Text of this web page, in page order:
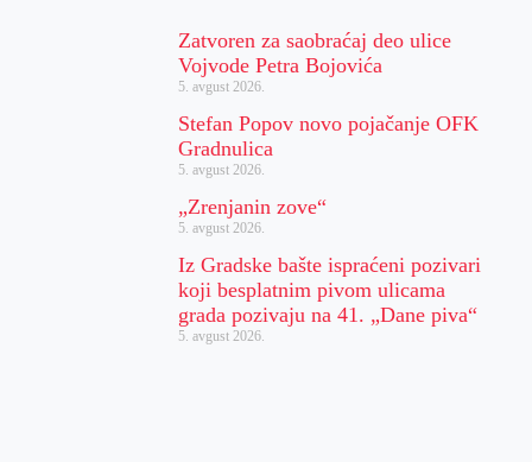
Zatvoren za saobraćaj deo ulice
Vojvode Petra Bojovića
5. avgust 2026.
Stefan Popov novo pojačanje OFK
Gradnulica
5. avgust 2026.
„Zrenjanin zove“
5. avgust 2026.
Iz Gradske bašte ispraćeni pozivari
koji besplatnim pivom ulicama
grada pozivaju na 41. „Dane piva“
5. avgust 2026.